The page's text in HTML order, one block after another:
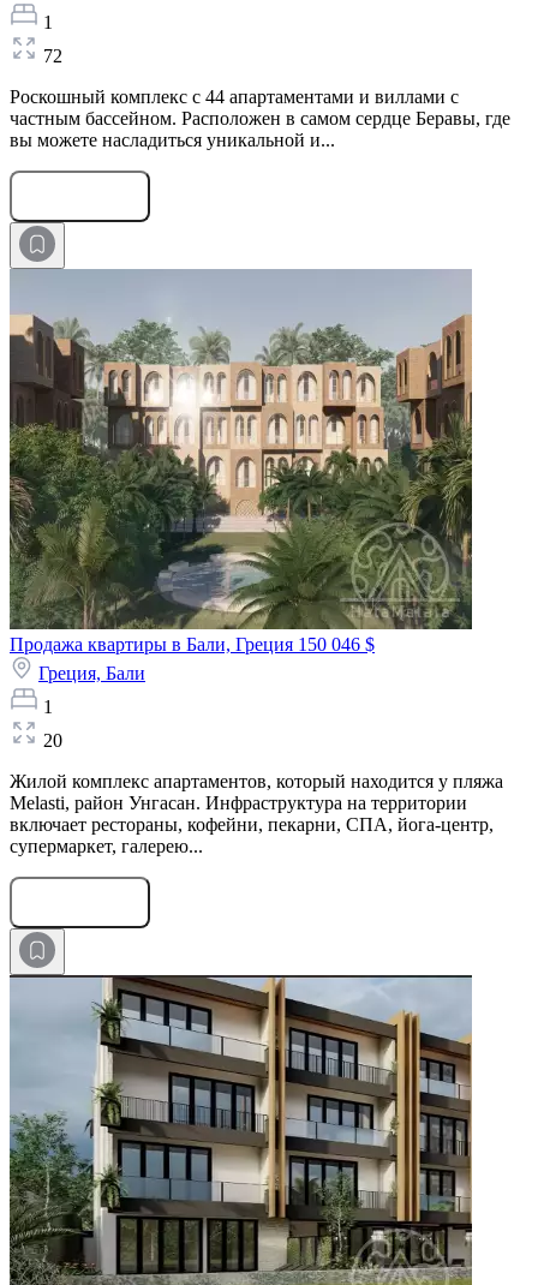
1
72
Роскошный комплекс с 44 апартаментами и виллами с
частным бассейном. Расположен в самом сердце Беравы, где
вы можете насладиться уникальной и...
Продажа квартиры в Бали, Греция 150 046 $
Греция, Бали
1
20
Жилой комплекс апартаментов, который находится у пляжа
Melasti, район Унгасан. Инфраструктура на территории
включает рестораны, кофейни, пекарни, СПА, йога-центр,
супермаркет, галерею...